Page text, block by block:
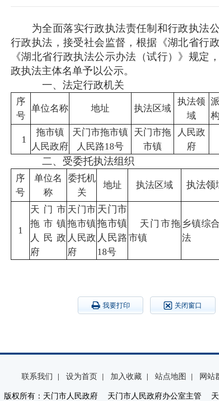
为全面落实行政执法责任制和行政执法
行政执法，接受社会监督，根据《湖北省行
《湖北省行政执法公示办法（试行）》规定
政执法主体名单予以公示。
一、 法定行政机关
序
号
单位名称 地址 执法区域
执法领
域
1
拖市镇
人民政府
天门市拖市镇
人民路18号
天门市拖
市镇
人民政
府
二、受委托执法组织
序
号
单位名
称
委托机
关
地址 执法区域 执法领
1
天门市
拖市镇
人民政
府
天门市
拖市镇
人 民政
府
天门市
拖市镇
人民路
18号
天门市拖
市镇
乡镇综
法
我要打印 关闭窗口
联系我们 | 设为首页 | 加入收藏 | 站点地图 | 网站
版权所有：天门市人民政府 天门市人民政府办公室主管 天